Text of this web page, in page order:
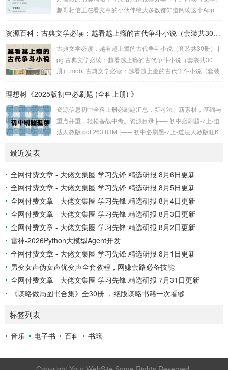
趣哥相信正在看文章的小伙伴绝大多数都知道阅读这个App
大版本已经停更很久了，现在还在小版本更新，基本只有一些
的最新版。不过就算阅读App停更，现在依然有大佬维护规
则，而今天分享的两个书源网站就是收集了众多书源规则的书
源仓库。Yiove书源仓库第一个是Yiove书源...
资源百科：古典文学必读：越看越上瘾的古代争斗小说（套装共30册）
古典文学必读：越看越上瘾的古代争斗小说（套装共30册）.j
pg 古典文学必读：越看越上瘾的古代争斗小说（套装共30
册）.mobi 古典文学必读：越看越上瘾的古代争斗小说（套装
（套装共30册）链接：https://pan.quark.cn/s/2b38240b29e
理想树《2025版初中必刷题 (全科上册) 》
资源信息初中全科上册必刷题汇总，新考法、新素材，基础与
重点并重，轻松备战中考。资源目录├── 初中必刷题-7上-道
法人教版.pdf 263.83M ├── 初中必刷题-7上-道法人教版狂K
最近发表
全网付费文章 - 大佬文集圈 学习先锋 精选研报 8月6日更新
全网付费文章 - 大佬文集圈 学习先锋 精选研报 8月5日更新
全网付费文章 - 大佬文集圈 学习先锋 精选研报 8月4日更新
全网付费文章 - 大佬文集圈 学习先锋 精选研报 8月3日更新
全网付费文章 - 大佬文集圈 学习先锋 精选研报 8月2日更新
雷神-2026Python大模型Agent开发
全网付费文章 - 大佬文集圈 学习先锋 精选研报 8月1日更新
男变女声伪女声优变声全套教程，网赚套路必备技能
全网付费文章 - 大佬文集圈 学习先锋 精选研报 7月31日更新
《谋略做局图书合集》全30册 ，绝版谋略书籍一次看够
标签列表
音乐 电子书 百科 书籍